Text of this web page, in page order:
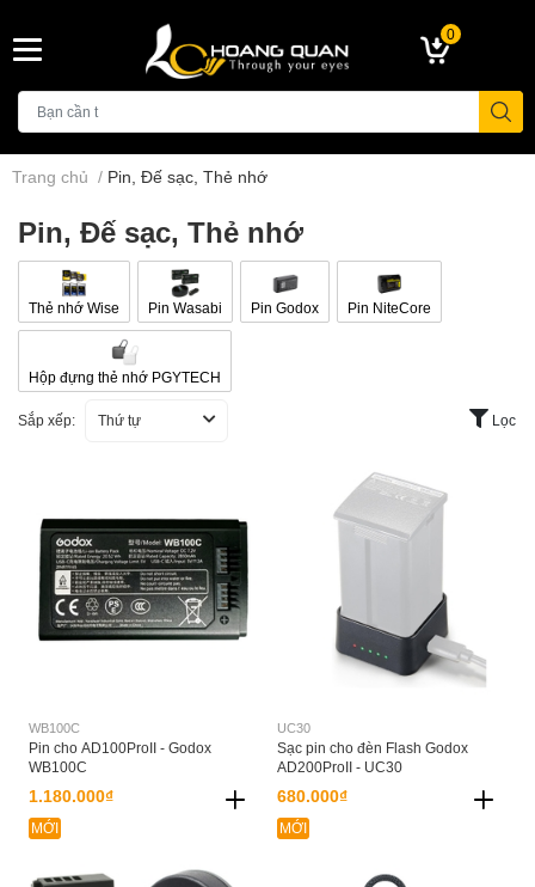
0
Trang chủ / Pin, Đế sạc, Thẻ nhớ
Pin, Đế sạc, Thẻ nhớ
Thẻ nhớ Wise Pin Wasabi Pin Godox Pin NiteCore
Hộp đựng thẻ nhớ PGYTECH
Sắp xếp: Thứ tự Lọc
WB100C
Pin cho AD100ProII - Godox
WB100C
1.180.000₫
MỚI
UC30
Sạc pin cho đèn Flash Godox
AD200ProII - UC30
680.000₫
MỚI